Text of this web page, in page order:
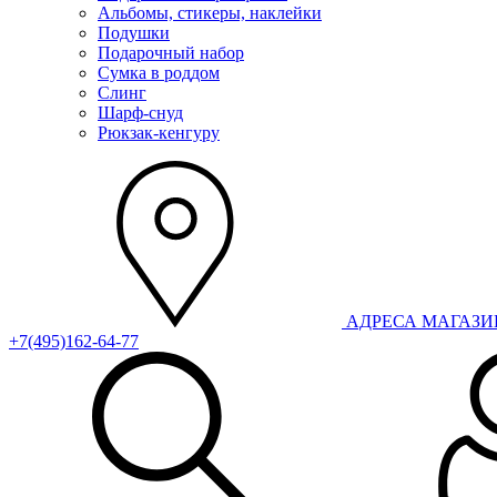
Альбомы, стикеры, наклейки
Подушки
Подарочный набор
Сумка в роддом
Слинг
Шарф-снуд
Рюкзак-кенгуру
АДРЕСА
+7(495)162-64-77